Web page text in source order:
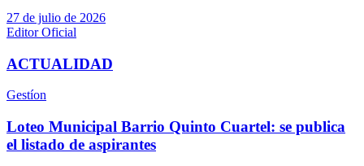
27 de julio de 2026
Editor Oficial
ACTUALIDAD
Gestíon
Loteo Municipal Barrio Quinto Cuartel: se publica
el listado de aspirantes